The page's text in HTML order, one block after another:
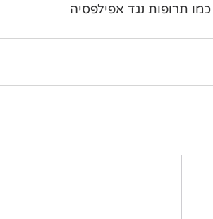
תרופות נגד אפילפסיה